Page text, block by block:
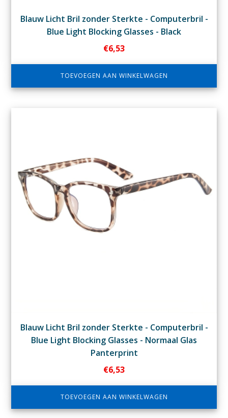
Blauw Licht Bril zonder Sterkte - Computerbril -
Blue Light Blocking Glasses - Black
€6,53
TOEVOEGEN AAN WINKELWAGEN
Blauw Licht Bril zonder Sterkte - Computerbril -
Blue Light Blocking Glasses - Normaal Glas
Panterprint
€6,53
TOEVOEGEN AAN WINKELWAGEN